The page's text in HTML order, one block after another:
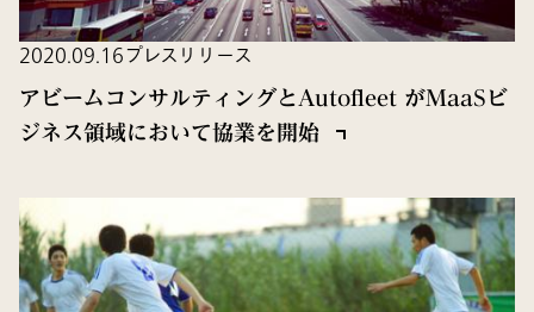
2020.09.16プレスリリース
アビームコンサルティングとAutofleet がMaaSビ
ジネス領域において協業を開始